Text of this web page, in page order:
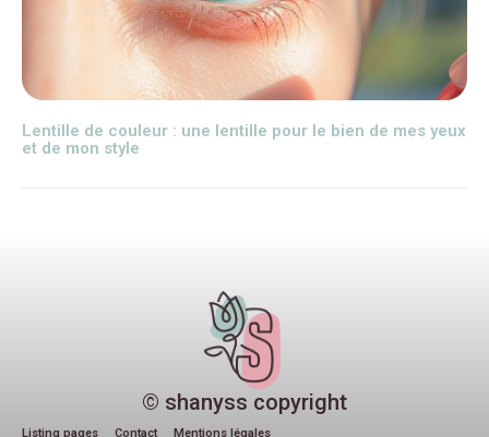
Lentille de couleur : une lentille pour le bien de mes yeux
et de mon style
© shanyss copyright
Listing pages Contact Mentions légales